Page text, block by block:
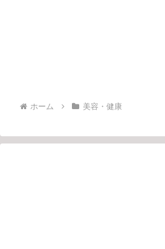
ホーム 美容・健康